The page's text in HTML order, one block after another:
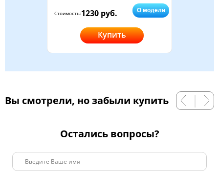
Стоимость:1230 руб. О модели
Купить
Вы смотрели, но забыли купить
Остались вопросы?